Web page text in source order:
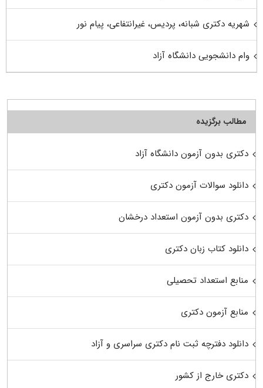
شهریه دکتری شبانه، پردیس، غیرانتفاعی، پیام نور
وام دانشجویی دانشگاه آزاد
مطالب برگزیده
دکتری بدون آزمون دانشگاه آزاد
دانلود سوالات آزمون دکتری
دکتری بدون آزمون استعداد درخشان
دانلود کتاب زبان دکتری
منابع استعداد تحصیلی
منابع آزمون دکتری
دانلود دفترچه ثبت نام دکتری سراسری و آزاد
دکتری خارج از کشور